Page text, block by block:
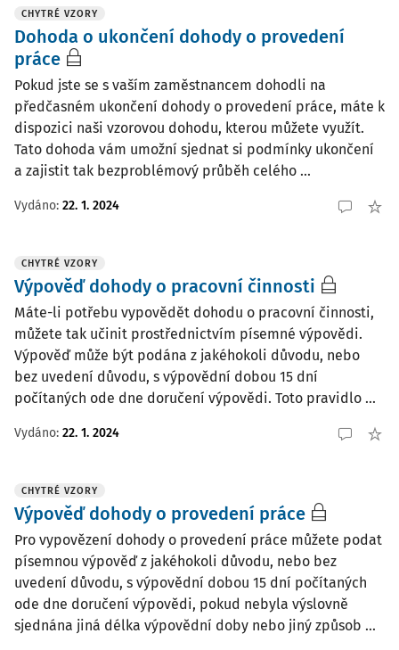
CHYTRÉ VZORY
Dohoda o ukončení dohody o provedení
práce
Pokud jste se s vaším zaměstnancem dohodli na
předčasném ukončení dohody o provedení práce, máte k
dispozici naši vzorovou dohodu, kterou můžete využít.
Tato dohoda vám umožní sjednat si podmínky ukončení
a zajistit tak bezproblémový průběh celého ...
Vydáno: 22. 1. 2024
CHYTRÉ VZORY
Výpověď dohody o pracovní činnosti
Máte-li potřebu vypovědět dohodu o pracovní činnosti,
můžete tak učinit prostřednictvím písemné výpovědi.
Výpověď může být podána z jakéhokoli důvodu, nebo
bez uvedení důvodu, s výpovědní dobou 15 dní
počítaných ode dne doručení výpovědi. Toto pravidlo ...
Vydáno: 22. 1. 2024
CHYTRÉ VZORY
Výpověď dohody o provedení práce
Pro vypovězení dohody o provedení práce můžete podat
písemnou výpověď z jakéhokoli důvodu, nebo bez
uvedení důvodu, s výpovědní dobou 15 dní počítaných
ode dne doručení výpovědi, pokud nebyla výslovně
sjednána jiná délka výpovědní doby nebo jiný způsob ...